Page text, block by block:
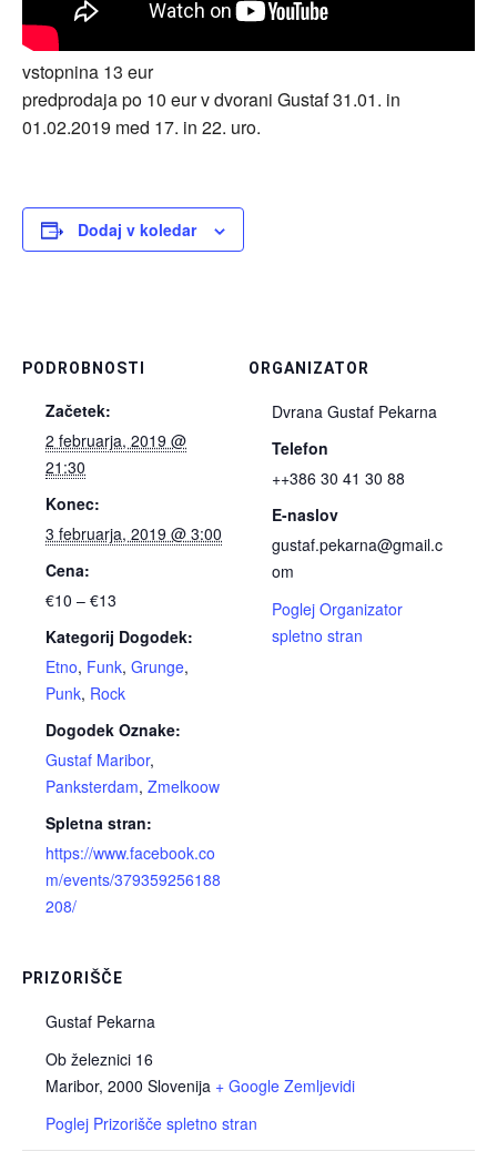
vstopnina 13 eur
predprodaja po 10 eur v dvorani Gustaf 31.01. in
01.02.2019 med 17. in 22. uro.
Dodaj v koledar
PODROBNOSTI
Začetek:
2 februarja, 2019 @
21:30
Konec:
3 februarja, 2019 @ 3:00
Cena:
€10 – €13
Kategorij Dogodek:
Etno, Funk, Grunge,
Punk, Rock
Dogodek Oznake:
Gustaf Maribor,
Panksterdam, Zmelkoow
Spletna stran:
https://www.facebook.co
m/events/379359256188
208/
PRIZORIŠČE
Gustaf Pekarna
Ob železnici 16
Maribor, 2000 Slovenija + Google Zemljevidi
Poglej Prizorišče spletno stran
ORGANIZATOR
Dvrana Gustaf Pekarna
Telefon
++386 30 41 30 88
E-naslov
gustaf.pekarna@gmail.c
om
Poglej Organizator
spletno stran